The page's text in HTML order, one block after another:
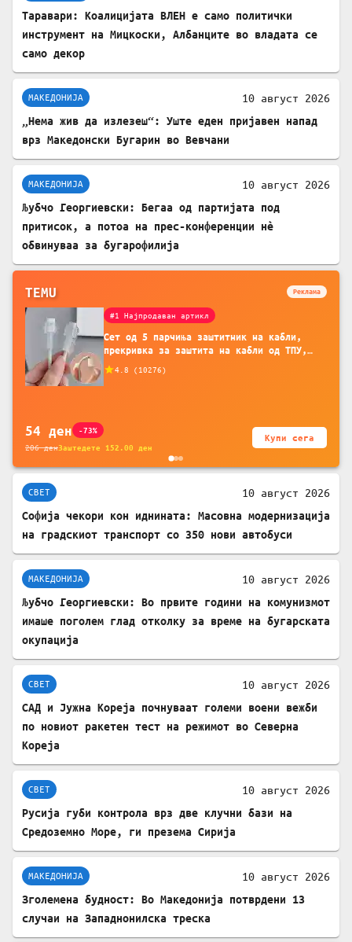
Таравари: Коалицијата ВЛЕН е само политички
инструмент на Мицкоски, Албанците во владата се
само декор
МАКЕДОНИЈА 10 август 2026
„Нема жив да излезеш“: Уште еден пријавен напад
врз Македонски Бугарин во Вевчани
МАКЕДОНИЈА 10 август 2026
Љубчо Георгиевски: Бегаа од партијата под
притисок, а потоа на прес-конференции нè
обвинуваа за бугарофилија
TEMU Реклама
#1 Најпродаван артикл
Сет од 5 парчиња заштитник на кабли,
прекривка за заштита на кабли од ТПУ,
батерија, за мобилни телефони, комплет
4.8 ( 10276)
54 ден -73%
206денЗаштедете 152.00 ден
Купи сега
СВЕТ 10 август 2026
Софија чекори кон иднината: Масовна модернизација
на градскиот транспорт со 350 нови автобуси
МАКЕДОНИЈА 10 август 2026
Љубчо Георгиевски: Во првите години на комунизмот
имаше поголем глад отколку за време на бугарската
окупација
СВЕТ 10 август 2026
САД и Јужна Кореја почнуваат големи воени вежби
по новиот ракетен тест на режимот во Северна
Кореја
СВЕТ 10 август 2026
Русија губи контрола врз две клучни бази на
Средоземно Море, ги презема Сирија
МАКЕДОНИЈА 10 август 2026
Зголемена будност: Во Македонија потврдени 13
случаи на Западнонилска треска